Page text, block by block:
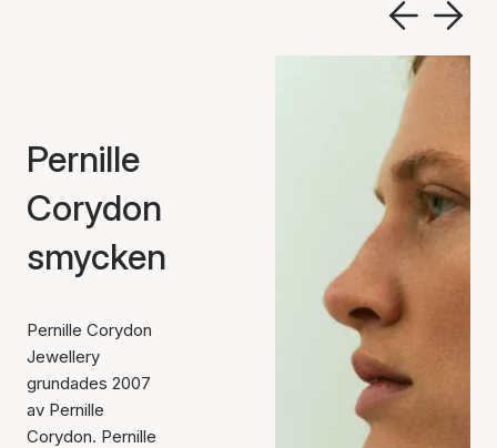
Pernille
Corydon
smycken
Pernille Corydon
Jewellery
grundades 2007
av Pernille
Corydon. Pernille